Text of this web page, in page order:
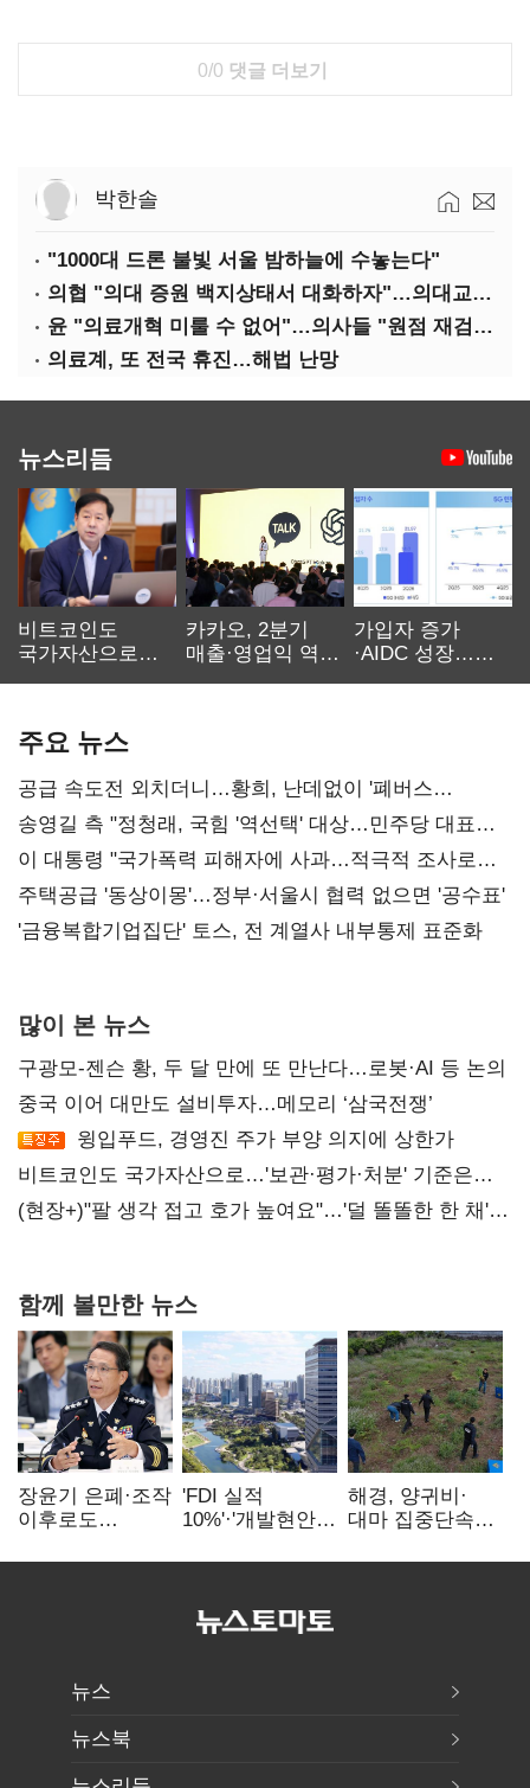
0/0 댓글 더보기
박한솔
"1000대 드론 불빛 서울 밤하늘에 수놓는다"
의협 "의대 증원 백지상태서 대화하자"…의대교수, 집단 휴진
윤 "의료개혁 미룰 수 없어"…의사들 "원점 재검토"
의료계, 또 전국 휴진…해법 난망
뉴스리듬
비트코인도
국가자산으로…'
카카오, 2분기
매출·영업익 역대
가입자 증가
·AIDC 성장…
주요 뉴스
공급 속도전 외치더니…황희, 난데없이 '폐버스
리모델링' 제안
송영길 측 "정청래, 국힘 '역선택' 대상…민주당 대표로
총선 지휘 못해"
이 대통령 "국가폭력 피해자에 사과…적극적 조사로
진실 밝혀야"
주택공급 '동상이몽'…정부·서울시 협력 없으면 '공수표'
'금융복합기업집단' 토스, 전 계열사 내부통제 표준화
많이 본 뉴스
구광모-젠슨 황, 두 달 만에 또 만난다…로봇·AI 등 논의
중국 이어 대만도 설비투자…메모리 ‘삼국전쟁’
윙입푸드, 경영진 주가 부양 의지에 상한가
비트코인도 국가자산으로…'보관·평가·처분' 기준은
숙제
(현장+)"팔 생각 접고 호가 높여요"…'덜 똘똘한 한 채'
함께 볼만한 뉴스
장윤기 은폐·조작
이후로도
내부비위…경찰
'FDI 실적
10%'·'개발현안
인천경제청장
해경, 양귀비·
대마 집중단속…
249명 검거
뉴스
뉴스북